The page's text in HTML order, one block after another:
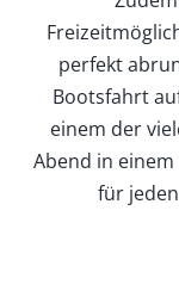
perfekt
Bootsfahrt
einem der
Abend in
für